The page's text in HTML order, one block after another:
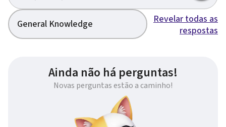
General Knowledge
Revelar todas as
respostas
Ainda não há perguntas!
Novas perguntas estão a caminho!